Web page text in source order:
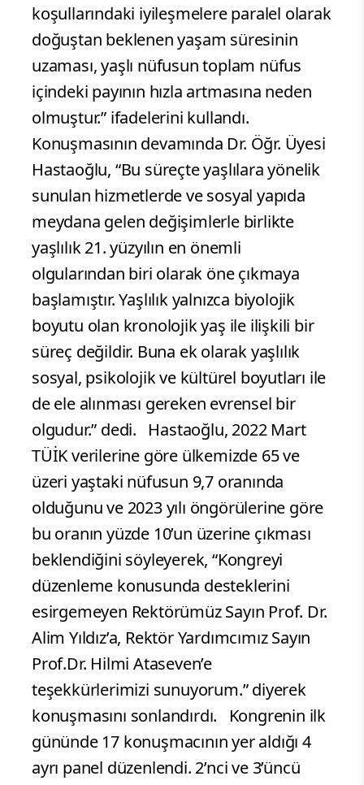
koşullarındaki iyileşmelere paralel olarak
doğuştan beklenen yaşam süresinin
uzaması, yaşlı nüfusun toplam nüfus
içindeki payının hızla artmasına neden
olmuştur.” ifadelerini kullandı.
Konuşmasının devamında Dr. Öğr. Üyesi
Hastaoğlu, “Bu süreçte yaşlılara yönelik
sunulan hizmetlerde ve sosyal yapıda
meydana gelen değişimlerle birlikte
yaşlılık 21. yüzyılın en önemli
olgularından biri olarak öne çıkmaya
başlamıştır. Yaşlılık yalnızca biyolojik
boyutu olan kronolojik yaş ile ilişkili bir
süreç değildir. Buna ek olarak yaşlılık
sosyal, psikolojik ve kültürel boyutları ile
de ele alınması gereken evrensel bir
olgudur.” dedi. Hastaoğlu, 2022 Mart
TÜİK verilerine göre ülkemizde 65 ve
üzeri yaştaki nüfusun 9,7 oranında
olduğunu ve 2023 yılı öngörülerine göre
bu oranın yüzde 10’un üzerine çıkması
beklendiğini söyleyerek, “Kongreyi
düzenleme konusunda desteklerini
esirgemeyen Rektörümüz Sayın Prof. Dr.
Alim Yıldız’a, Rektör Yardımcımız Sayın
Prof.Dr. Hilmi Ataseven’e
teşekkürlerimizi sunuyorum.” diyerek
konuşmasını sonlandırdı. Kongrenin ilk
gününde 17 konuşmacının yer aldığı 4
ayrı panel düzenlendi. 2’nci ve 3’üncü